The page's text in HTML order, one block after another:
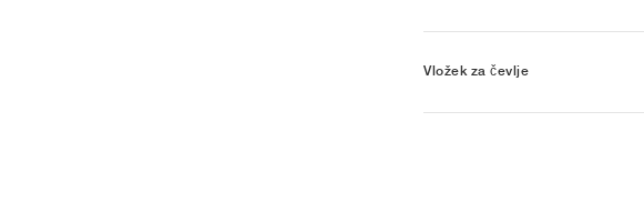
Vložek za čevlje